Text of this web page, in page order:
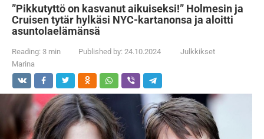
”Pikkutyttö on kasvanut aikuiseksi!” Holmesin ja
Cruisen tytär hylkäsi NYC-kartanonsa ja aloitti
asuntolaelämänsä
Reading: 3 min Published by: 24.10.2024
Julkkikset
Marina